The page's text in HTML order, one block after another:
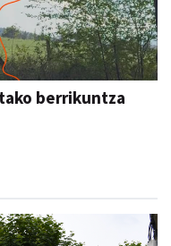
berrikuntza